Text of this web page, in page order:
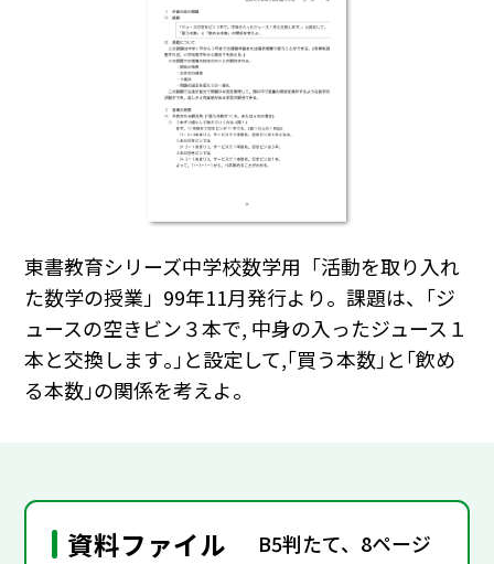
東書教育シリーズ中学校数学用「活動を取り入れ
た数学の授業」99年11月発行より。課題は、｢ジ
ュースの空きビン３本で, 中身の入ったジュース１
本と交換します｡｣と設定して,｢買う本数｣と｢飲め
る本数｣の関係を考えよ。
資料ファイル B5判たて、8ページ